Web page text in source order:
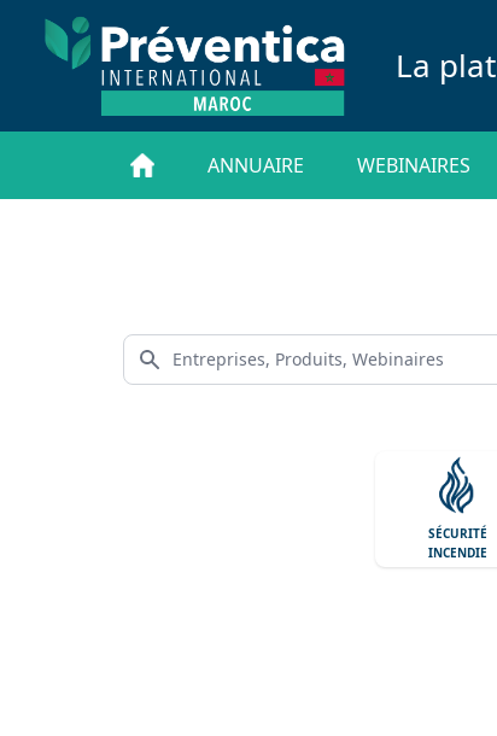
La
ANNUAIRE WEBINAIRES
SÉCURITÉ
INCENDIE